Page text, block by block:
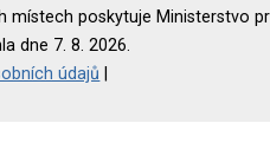
místech poskytuje Ministerstvo
dne 7. 8. 2026.
údajů